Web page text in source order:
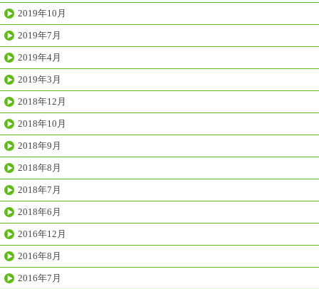
2019年10月
2019年7月
2019年4月
2019年3月
2018年12月
2018年10月
2018年9月
2018年8月
2018年7月
2018年6月
2016年12月
2016年8月
2016年7月